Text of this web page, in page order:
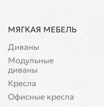
МЯГКАЯ МЕБЕЛЬ
Диваны
Модульные
диваны
Кресла
Офисные кресла